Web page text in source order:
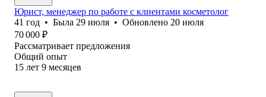
Юрист, менеджер по работе с клиентами косметолог
41 год • Была 29 июля • Обновлено 20 июля
70 000 ₽
Рассматривает предложения
Общий опыт
15 лет 9 месяцев